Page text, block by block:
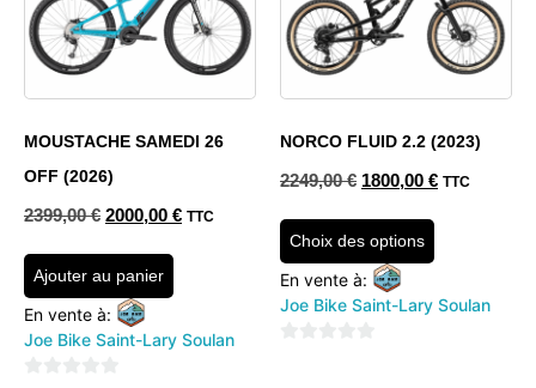
MOUSTACHE SAMEDI 26
OFF (2026)
2399,00€ 2000,00 € TTC
Ajouter au panier
En vente à:
Joe Bike Saint-Lary Soulan
NORCO FLUID 2.2 (2023)
2249,00€ 1800,00 € TTC
Choix des options
En vente à:
Joe Bike Saint-Lary Soulan